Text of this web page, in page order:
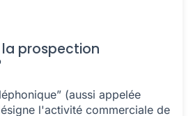
prospection
(aussi appelée
l'activité commerciale de